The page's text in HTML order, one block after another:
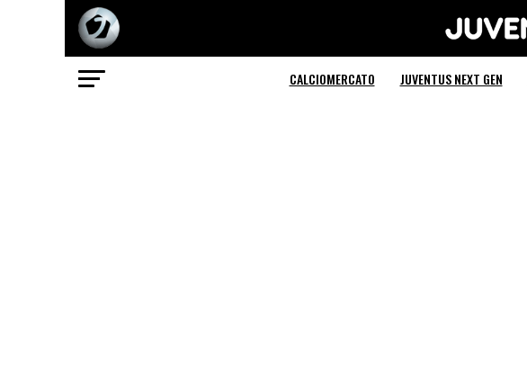
CALCIOMERCATO JUVENTUS NEXT GEN